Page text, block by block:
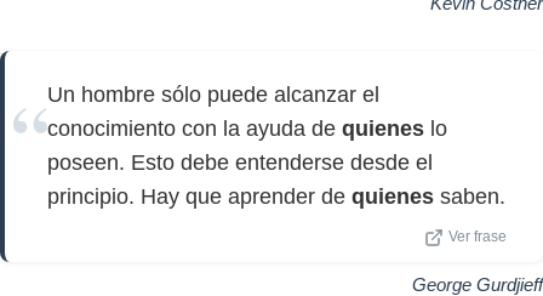
Un hombre sólo puede alcanzar el
conocimiento con la ayuda de quienes lo
poseen. Esto debe entenderse desde el
principio. Hay que aprender de quienes saben.
Ver frase
George Gurdjieff